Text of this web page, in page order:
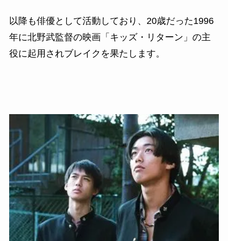
以降も俳優として活動しており、20歳だった1996
年に北野武監督の映画「キッズ・リターン」の主
役に起用されブレイクを果たします。